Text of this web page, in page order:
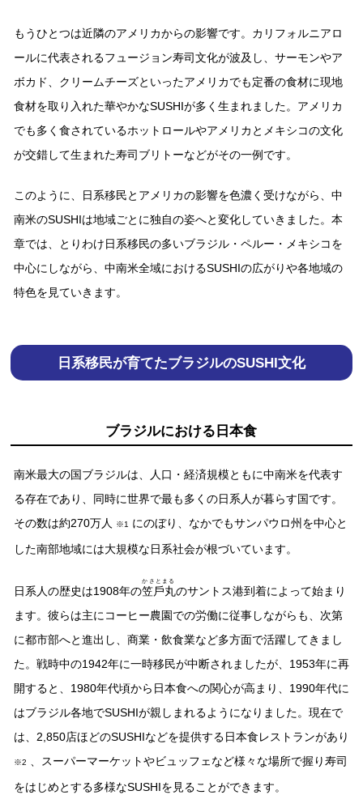
人気商品 ＋ おすすめレシピ
検索
業務用サイト ミツカングループについて 製造所固有記号一覧
もうひとつは近隣のアメリカからの影響です。カリフォルニアロ
ールに代表されるフュージョン寿司⽂化が波及し、サーモンやア
ボカド、クリームチーズといったアメリカでも定番の⾷材に現地
⾷材を取り⼊れた華やかなSUSHIが多く⽣まれました。アメリカ
でも多く⾷されているホットロールやアメリカとメキシコの⽂化
が交錯して⽣まれた寿司ブリトーなどがその⼀例です。
このように、⽇系移⺠とアメリカの影響を⾊濃く受けながら、中
南⽶のSUSHIは地域ごとに独⾃の姿へと変化していきました。本
章では、とりわけ⽇系移⺠の多いブラジル・ペルー・メキシコを
中⼼にしながら、中南⽶全域におけるSUSHIの広がりや各地域の
特⾊を⾒ていきます。
⽇系移⺠が育てたブラジルのSUSHI⽂化
ブラジルにおける⽇本⾷
南⽶最⼤の国ブラジルは、⼈⼝・経済規模ともに中南⽶を代表す
る存在であり、同時に世界で最も多くの⽇系⼈が暮らす国です。
その数は約270万⼈
※1 にのぼり、なかでもサンパウロ州を中⼼と
した南部地域には⼤規模な⽇系社会が根づいています。
⽇系⼈の歴史は1908年の笠⼾丸
かさとまる
のサントス港到着によって始まり
ます。彼らは主にコーヒー農園での労働に従事しながらも、次第
に都市部へと進出し、商業・飲⾷業など多⽅⾯で活躍してきまし
た。戦時中の1942年に⼀時移⺠が中断されましたが、1953年に再
開すると、1980年代頃から⽇本⾷への関⼼が⾼まり、1990年代に
はブラジル各地でSUSHIが親しまれるようになりました。現在で
は、2,850店ほどのSUSHIなどを提供する⽇本⾷レストランがあり
※2 、スーパーマーケットやビュッフェなど様々な場所で握り寿司
をはじめとする多様なSUSHIを⾒ることができます。